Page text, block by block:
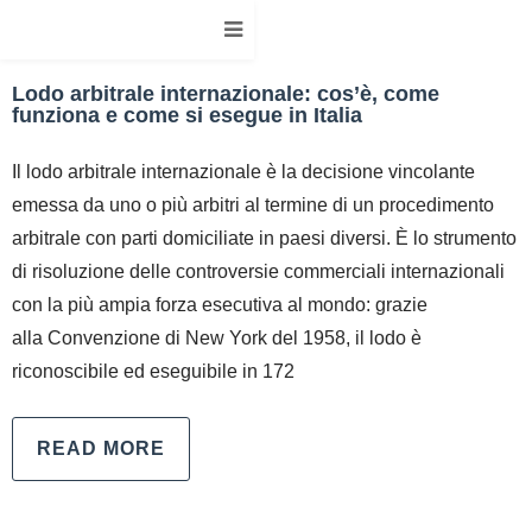
Lodo arbitrale internazionale: cos’è, come
funziona e come si esegue in Italia
Il lodo arbitrale internazionale è la decisione vincolante
emessa da uno o più arbitri al termine di un procedimento
arbitrale con parti domiciliate in paesi diversi. È lo strumento
di risoluzione delle controversie commerciali internazionali
con la più ampia forza esecutiva al mondo: grazie
alla Convenzione di New York del 1958, il lodo è
riconoscibile ed eseguibile in 172
READ MORE